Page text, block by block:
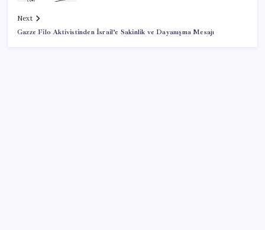
Next
Gazze Filo Aktivistinden İsrail’e Sakinlik ve Dayanışma Mesajı